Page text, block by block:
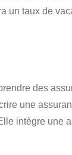
un taux de
des
une
intègre une